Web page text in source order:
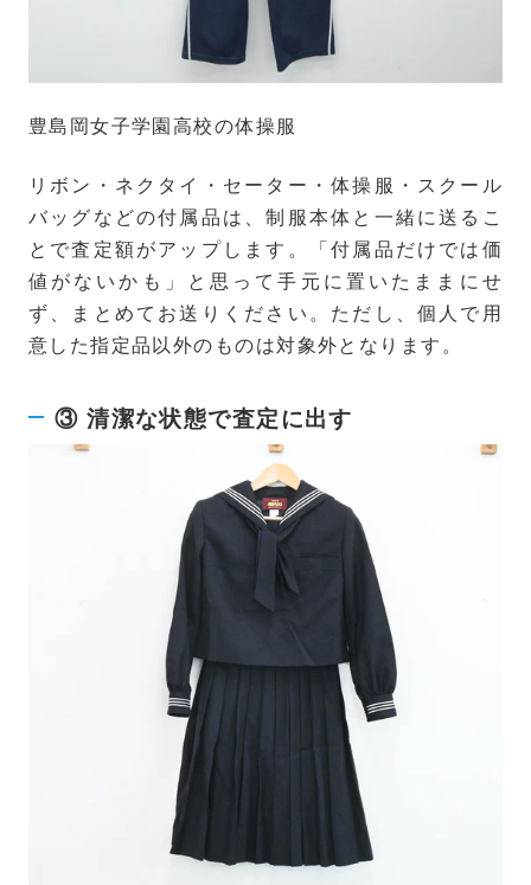
豊島岡女子学園高校の体操服
リボン・ネクタイ・セーター・体操服・スクール
バッグなどの付属品は、制服本体と一緒に送るこ
とで査定額がアップします。「付属品だけでは価
値がないかも」と思って手元に置いたままにせ
ず、まとめてお送りください。ただし、個人で用
意した指定品以外のものは対象外となります。
③ 清潔な状態で査定に出す